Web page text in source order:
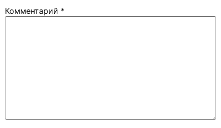
Комментарий *